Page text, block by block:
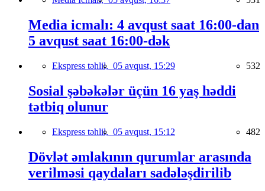
Media icmalı: 4 avqust saat 16:00-dan
5 avqust saat 16:00-dək
Ekspress təhlil, 05 avqust, 15:29 532
Sosial şəbəkələr üçün 16 yaş həddi
tətbiq olunur
Ekspress təhlil, 05 avqust, 15:12 482
Dövlət əmlakının qurumlar arasında
verilməsi qaydaları sadələşdirilib